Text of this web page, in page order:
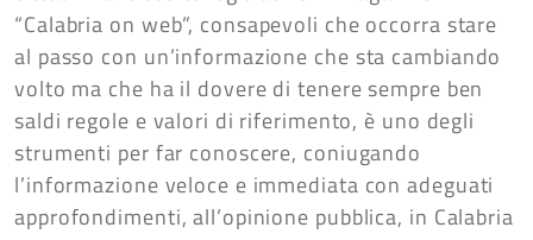
“Calabria on web”, consapevoli che occorra stare
al passo con un’informazione che sta cambiando
volto ma che ha il dovere di tenere sempre ben
saldi regole e valori di riferimento, è uno degli
strumenti per far conoscere, coniugando
l’informazione veloce e immediata con adeguati
approfondimenti, all’opinione pubblica, in Calabria